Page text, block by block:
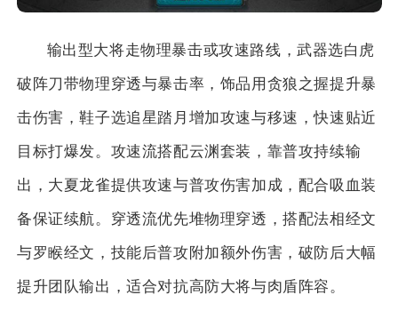
输出型大将走物理暴击或攻速路线，武器选白虎
破阵刀带物理穿透与暴击率，饰品用贪狼之握提升暴
击伤害，鞋子选追星踏月增加攻速与移速，快速贴近
目标打爆发。攻速流搭配云渊套装，靠普攻持续输
出，大夏龙雀提供攻速与普攻伤害加成，配合吸血装
备保证续航。穿透流优先堆物理穿透，搭配法相经文
与罗睺经文，技能后普攻附加额外伤害，破防后大幅
提升团队输出，适合对抗高防大将与肉盾阵容。